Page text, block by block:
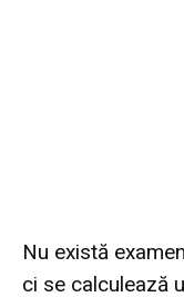
Nu există
ci se calculează